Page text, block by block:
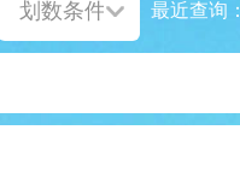
最近查询：